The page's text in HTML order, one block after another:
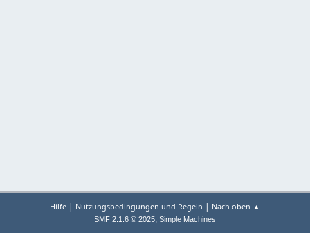
Hilfe | Nutzungsbedingungen und Regeln | Nach oben ▲
SMF 2.1.6 © 2025, Simple Machines